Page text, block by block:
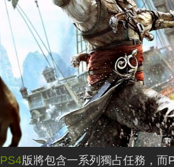
PS4版將包含一系列獨占任務，而